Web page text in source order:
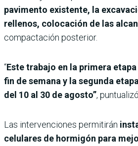
pavimento existente, la
rellenos, colocación de las
compactación posterior.
“Este trabajo en la primera
fin de semana y la segunda
del 10 al 30 de agosto”, puntualizó.
Las intervenciones permitirán
celulares de hormigón para